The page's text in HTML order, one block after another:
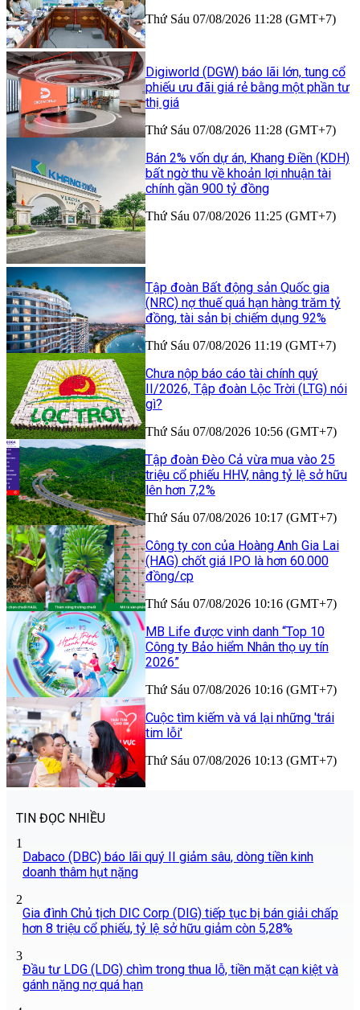
Thứ Sáu 07/08/2026 11:28 (GMT+7)
Digiworld (DGW) báo lãi lớn, tung cổ
phiếu ưu đãi giá rẻ bằng một phần tư
thị giá
Thứ Sáu 07/08/2026 11:28 (GMT+7)
Bán 2% vốn dự án, Khang Điền (KDH)
bất ngờ thu về khoản lợi nhuận tài
chính gần 900 tỷ đồng
Thứ Sáu 07/08/2026 11:25 (GMT+7)
Tập đoàn Bất động sản Quốc gia
(NRC) nợ thuế quá hạn hàng trăm tỷ
đồng, tài sản bị chiếm dụng 92%
Thứ Sáu 07/08/2026 11:19 (GMT+7)
Chưa nộp báo cáo tài chính quý
II/2026, Tập đoàn Lộc Trời (LTG) nói
gì?
Thứ Sáu 07/08/2026 10:56 (GMT+7)
Tập đoàn Đèo Cả vừa mua vào 25
triệu cổ phiếu HHV, nâng tỷ lệ sở hữu
lên hơn 7,2%
Thứ Sáu 07/08/2026 10:17 (GMT+7)
Công ty con của Hoàng Anh Gia Lai
(HAG) chốt giá IPO là hơn 60.000
đồng/cp
Thứ Sáu 07/08/2026 10:16 (GMT+7)
MB Life được vinh danh “Top 10
Công ty Bảo hiểm Nhân thọ uy tín
2026”
Thứ Sáu 07/08/2026 10:16 (GMT+7)
Cuộc tìm kiếm và vá lại những 'trái
tim lỗi'
Thứ Sáu 07/08/2026 10:13 (GMT+7)
TIN ĐỌC NHIỀU
1
Dabaco (DBC) báo lãi quý II giảm sâu, dòng tiền kinh
doanh thâm hụt nặng
2
Gia đình Chủ tịch DIC Corp (DIG) tiếp tục bị bán giải chấp
hơn 8 triệu cổ phiếu, tỷ lệ sở hữu giảm còn 5,28%
3
Đầu tư LDG (LDG) chìm trong thua lỗ, tiền mặt cạn kiệt và
gánh nặng nợ quá hạn